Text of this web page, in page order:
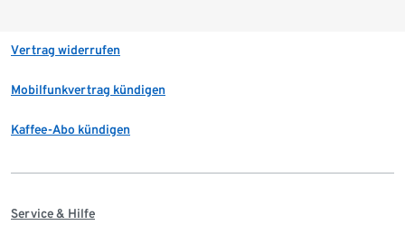
Vertrag widerrufen
Mobilfunkvertrag kündigen
Kaffee-Abo kündigen
Service & Hilfe